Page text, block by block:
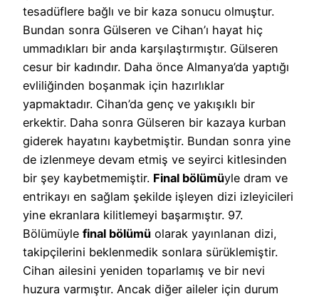
tesadüflere bağlı ve bir kaza sonucu olmuştur.
Bundan sonra Gülseren ve Cihan’ı hayat hiç
ummadıkları bir anda karşılaştırmıştır. Gülseren
cesur bir kadındır. Daha önce Almanya’da yaptığı
evliliğinden boşanmak için hazırlıklar
yapmaktadır. Cihan’da genç ve yakışıklı bir
erkektir. Daha sonra Gülseren bir kazaya kurban
giderek hayatını kaybetmiştir. Bundan sonra yine
de izlenmeye devam etmiş ve seyirci kitlesinden
bir şey kaybetmemiştir. Final bölümüyle dram ve
entrikayı en sağlam şekilde işleyen dizi izleyicileri
yine ekranlara kilitlemeyi başarmıştır. 97.
Bölümüyle final bölümü olarak yayınlanan dizi,
takipçilerini beklenmedik sonlara sürüklemiştir.
Cihan ailesini yeniden toparlamış ve bir nevi
huzura varmıştır. Ancak diğer aileler için durum